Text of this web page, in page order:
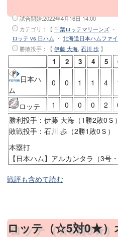
試合開始:2022年4月16日 14:00
カテゴリ：【 千葉ロッテマリーンズ ・
ロッテ vs.日ハム ・ 北海道日本ハムファ
勝敗投手 ：【 伊藤 大海, 石川 歩 】
1 2 3 4 5
日本ハ
ム
0 0 1 1 4
ロッテ 1 0 0 0 2
勝利投手：伊藤 大海（1勝2敗0Ｓ）
敗戦投手：石川 歩（2勝1敗0Ｓ）
本塁打
【日本ハム】アルカンタラ（3号
戦評も含めて読む
ロッテ（☆5対0★）